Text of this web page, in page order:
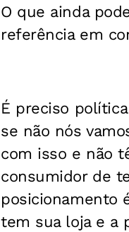
O que ainda
referência em
É preciso
se não nós
com isso e não
consumidor de
posicionamento
tem sua loja e a